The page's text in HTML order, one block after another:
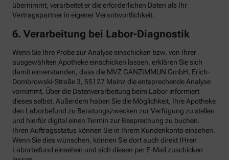
übernimmt, verarbeitet er die erforderlichen Daten als Ihr
Vertragspartner in eigener Verantwortlichkeit.
6. Verarbeitung bei Labor-Diagnostik
Wenn Sie Ihre Probe zur Analyse einschicken bzw. von Ihrer
ausgewählten Apotheke einschicken lassen, erklären Sie sich
damit einverstanden, dass die MVZ GANZIMMUN GmbH, Erich-
Dombrowski-Straße 3, 55127 Mainz die entsprechende Analyse
vornimmt. Über die Datenverarbeitung beim Labor informiert
dieses selbst. Außerdem haben Sie die Möglichkeit, Ihre Apotheke
den Laborbefund zu Beratungszwecken zur Verfügung zu stellen
und hierfür digital einen Termin zur Besprechung zu buchen.
Ihren Auftragsstatus können Sie in Ihrem Kundenkonto einsehen.
Wenn Sie dies wünschen, können Sie dort auch direkt IHren
Laborbefund einsehen und sich diesen per E-Mail zuschicken